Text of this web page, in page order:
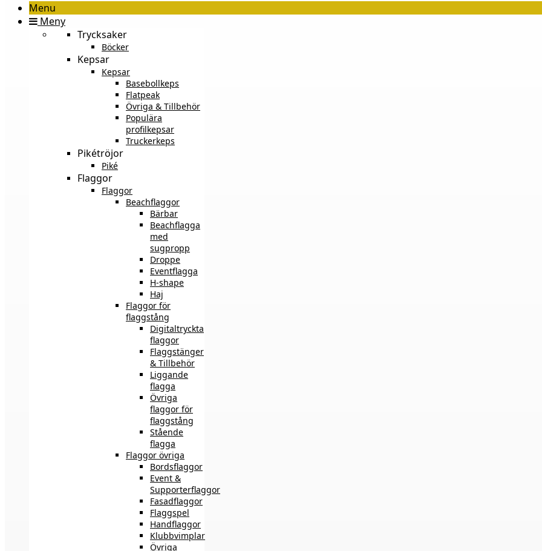
Menu
Meny
Trycksaker
Böcker
Kepsar
Kepsar
Basebollkeps
Flatpeak
Övriga & Tillbehör
Populära
profilkepsar
Truckerkeps
Pikétröjor
Piké
Flaggor
Flaggor
Beachflaggor
Bärbar
Beachflagga
med
sugpropp
Droppe
Eventflagga
H-shape
Haj
Flaggor för
flaggstång
Digitaltryckta
flaggor
Flaggstänger
& Tillbehör
Liggande
flagga
Övriga
flaggor för
flaggstång
Stående
flagga
Flaggor övriga
Bordsflaggor
Event &
Supporterflaggor
Fasadflaggor
Flaggspel
Handflaggor
Klubbvimplar
Övriga